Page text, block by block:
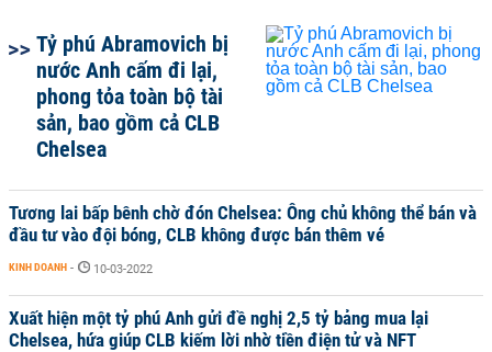
Tỷ phú Abramovich bị
nước Anh cấm đi lại,
phong tỏa toàn bộ tài
sản, bao gồm cả CLB
Chelsea
Tương lai bấp bênh chờ đón Chelsea: Ông chủ không thể bán và
đầu tư vào đội bóng, CLB không được bán thêm vé
KINH DOANH - 10-03-2022
Xuất hiện một tỷ phú Anh gửi đề nghị 2,5 tỷ bảng mua lại
Chelsea, hứa giúp CLB kiếm lời nhờ tiền điện tử và NFT